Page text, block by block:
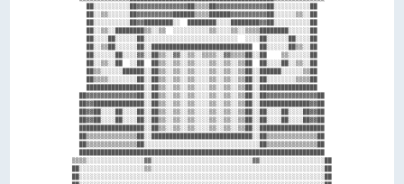
        ██░░░░░░░░░░██▓▓▓▓▓▓▓▓▓▓▓▓▓▓██▒▒▒▒██▓▓▓▓▓▓▓▓▓▓▓▓▓▓██░░░░░░░░░░██
        ██░░▒▒░░░░░░██▓▓▓▓▓▓▓▓▓▓██████▒▒▒▒██████▓▓▓▓▓▓▓▓▓▓██░░░░░░▒▒░░██
        ██░░░░░░░░░░██▓▓████████░░  ████████░░░░████████▓▓██░░░░░░░░░░██
        ██░░▒▒░░████████▒▒░░▒▒  ░░░░░░░░░░▒▒░░░░▒▒░░▒▒▒▒████████░░░░░░██
        ██░░░░██░░░░░░██░░░░░░░░░░░░░░░░░░░░░░░░░░  ░░░░██░░░░░░██░░░░██
        ██░░▒▒██░░░░░░██░░████████████████████████████  ██░░░░░░██▒▒░░██
        ██░░░░░░██░░░░▓▓░░██▒▒░░▓▓░░▒▒░░▒▒▒▒░░▓▓▒▒▒▒██░░██    ▒▒░░░░░░██
        ██░░▒▒░░██  ░░██  ██▒▒░░▒▒░░▒▒░░░░▒▒░░▒▒░░▒▒██  ██░░░░██░░▒▒░░██
        ██▒▒░░░░░░██████░░██▒▒░░▒▒░░▒▒░░░░▒▒░░▒▒░░▒▒██░░██████░░░░░░▒▒██
        ██▒▒▒▒░░░░░░░░██░░██▒▒░░▒▒░░▒▒░░░░▒▒░░▒▒░░▒▒██░░██░░░░░░░░▒▒▒▒██
        ████████████████░░██▒▒░░▒▒░░▒▒░░░░▒▒░░▒▒░░▒▒██░░████████████████
      ██▓▓▓▓▓▓▓▓▓▓▓▓▓▓██░░██▒▒░░▒▒░░▒▒░░░░▒▒░░▒▒░░▒▒██░░██▓▓▓▓▓▓▓▓▓▓▓▓▓▓██
      ██▓▓██████████████░░██▒▒░░▒▒░░▒▒░░░░▒▒░░▒▒░░▒▒██░░██████████████▓▓██
      ██▓▓██░░░░██░░░░██░░██▒▒░░▒▒░░▒▒░░░░▒▒░░▒▒░░▒▒██░░██░░░░██░░░░██▓▓██
      ██▓▓██░░░░██░░░░██░░██▒▒░░▒▒░░▒▒░░░░▒▒░░▒▒░░▒▒██░░██░░░░██░░░░██▓▓██
      ██████████████████░░██▒▒░░▒▒░░▒▒░░░░▒▒░░▒▒░░▒▒██░░██████████████████
      ██▒▒▒▒▒▒▒▒▒▒▒▒▒▒██░░████████████████████████████░░██▒▒▒▒▒▒▒▒▒▒▒▒▒▒██
      ██▒▒▒▒▒▒▒▒▒▒▒▒▒▒██░░░░░░░░░░░░░░░░░░░░░░░░░░░░░░░░██▒▒▒▒▒▒▒▒▒▒▒▒▒▒██
      ████████████████████████████████████████████████████████████████████
    ▒▒▒▒░░░░░░░░░░░░░░░░▓▓░░░░░░░░░░░░░░░░░░░░░░░░░░░░▓▓░░░░░░░░░░░░░░░░░░██
    ██░░░░░░░░░░░░░░░░░░▒▒░░░░░░░░░░░░░░░░░░░░░░░░░░░░░░░░░░░░░░░░░░░░░░░░██
    ██░░░░░░░░░░░░░░░░░░░░░░░░░░░░░░░░░░░░░░░░░░░░░░░░░░░░░░░░░░░░░░░░░░░░██